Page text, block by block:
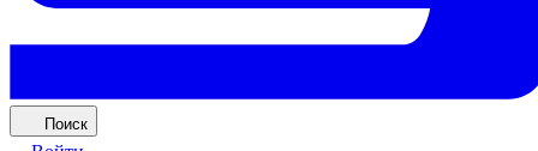
Поиск